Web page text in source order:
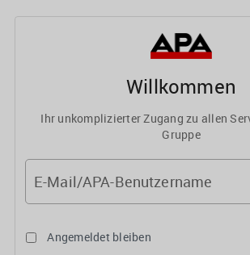
Willkommen
Ihr unkomplizierter Zugang zu allen
Gruppe
E-Mail/APA-Benutzername
Angemeldet bleiben